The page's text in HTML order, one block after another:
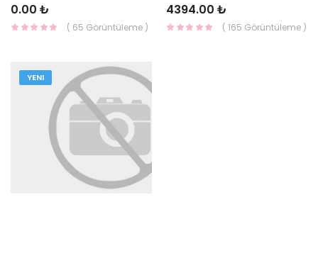
0.00 ₺
( 65 Görüntüleme )
4394.00 ₺
( 165 Görüntüleme )
YENI